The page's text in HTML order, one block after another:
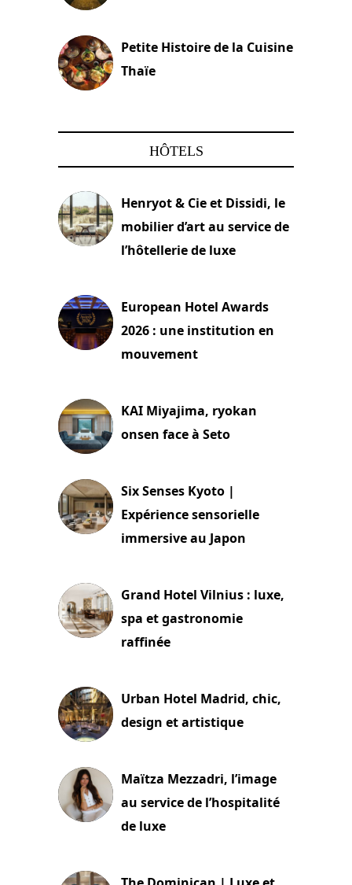
Petite Histoire de la Cuisine
Thaïe
HÔTELS
Henryot & Cie et Dissidi, le
mobilier d’art au service de
l’hôtellerie de luxe
European Hotel Awards
2026 : une institution en
mouvement
KAI Miyajima, ryokan
onsen face à Seto
Six Senses Kyoto |
Expérience sensorielle
immersive au Japon
Grand Hotel Vilnius : luxe,
spa et gastronomie
raffinée
Urban Hotel Madrid, chic,
design et artistique
Maïtza Mezzadri, l’image
au service de l’hospitalité
de luxe